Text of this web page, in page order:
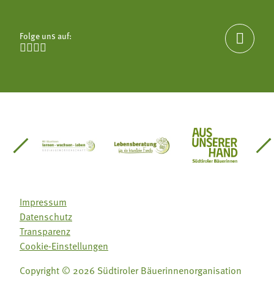
Folge uns auf:


Südtirol
Gärtnervereinigung
Sozialgenossenschaft Mit Bäuerinnen lernen -
Lebensberatung für dieAus unserer
Impressum
Datenschutz
Transparenz
Cookie-Einstellungen
Copyright © 2026 Südtiroler Bäuerinnenorganisation